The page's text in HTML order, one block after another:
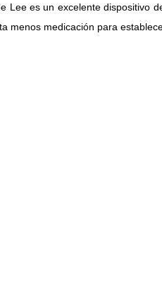
es un excelente dispositivo
menos medicación para